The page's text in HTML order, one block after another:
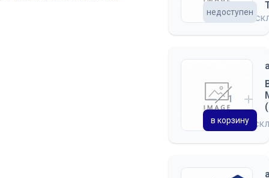
на
недоступен
на
в корзину